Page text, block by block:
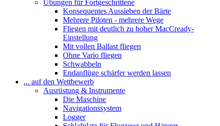
Übungen für Fortgeschrittene
Konsequentes Aussieben der Bärte
Mehrere Piloten - mehrere Wege
Fliegen mit deutlich zu hoher MacCready-
Einstellung
Mit vollen Ballast fliegen
Ohne Vario fliegen
Schwabbeln
Endanflüge schärfer werden lassen
... auf den Wettbewerb
Ausrüstung & Instrumente
Die Maschine
Navigationssystem
Logger